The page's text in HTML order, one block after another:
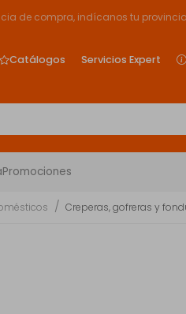
de compra, indícanos tu provincia
Catálogos Servicios Expert
Promociones
Creperas, gofreras y